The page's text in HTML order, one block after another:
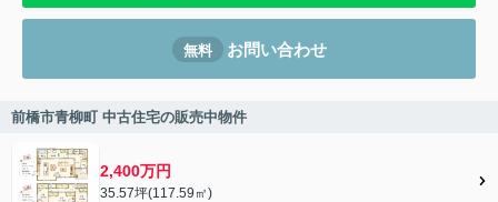
無料 お問い合わせ
前橋市青柳町 中古住宅の販売中物件
2,400万円
35.57坪(117.59㎡)